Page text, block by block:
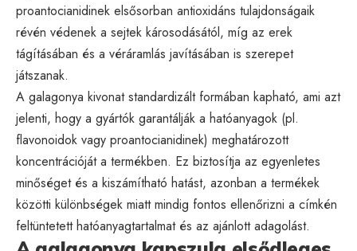
proantocianidinek elsősorban antioxidáns tulajdonságaik
révén védenek a sejtek károsodásától, míg az erek
tágításában és a véráramlás javításában is szerepet
játszanak.
A galagonya kivonat standardizált formában kapható, ami azt
jelenti, hogy a gyártók garantálják a hatóanyagok (pl.
flavonoidok vagy proantocianidinek) meghatározott
koncentrációját a termékben. Ez biztosítja az egyenletes
minőséget és a kiszámítható hatást, azonban a termékek
közötti különbségek miatt mindig fontos ellenőrizni a címkén
feltüntetett hatóanyagtartalmat és az ajánlott adagolást.